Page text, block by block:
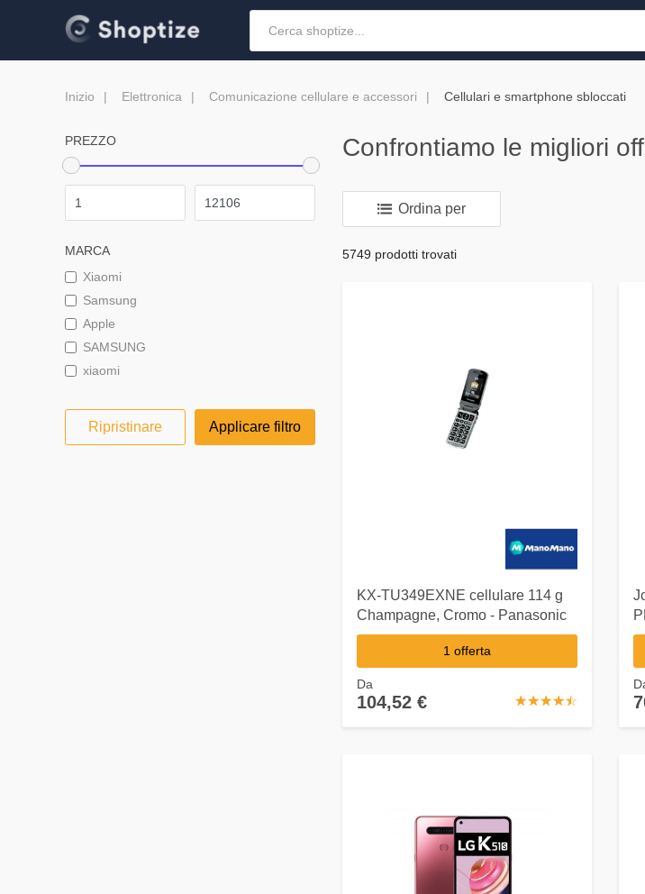
Inizio Elettronica Comunicazione cellulare e accessori Cellulari e smartphone sbloccati
PREZZO
MARCA
Xiaomi
Samsung
Apple
SAMSUNG
xiaomi
Ripristinare Applicare filtro
Confrontiamo le migliori
Ordina per
5749 prodotti trovati
KX-TU349EXNE cellulare 114 g
Champagne, Cromo - Panasonic
1 offerta
☆☆☆☆☆
★★★★★
Da
104,52 €
3